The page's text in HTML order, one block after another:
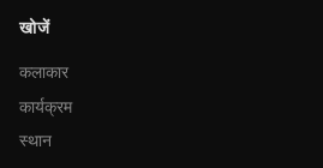
खोजें
कलाकार
कार्यक्रम
स्थान